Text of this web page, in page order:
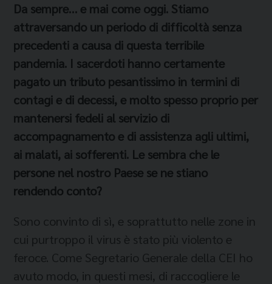
Da sempre… e mai come oggi. Stiamo
attraversando un periodo di difficoltà senza
precedenti a causa di questa terribile
pandemia. I sacerdoti hanno certamente
pagato un tributo pesantissimo in termini di
contagi e di decessi, e molto spesso proprio per
mantenersi fedeli al servizio di
accompagnamento e di assistenza agli ultimi,
ai malati, ai sofferenti. Le sembra che le
persone nel nostro Paese se ne stiano
rendendo conto?
Sono convinto di sì, e soprattutto nelle zone in
cui purtroppo il virus è stato più violento e
feroce. Come Segretario Generale della CEI ho
avuto modo, in questi mesi, di raccogliere le